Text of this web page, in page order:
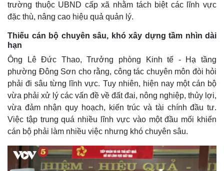
trường thuộc UBND cấp xã nhằm tách biệt các lĩnh vực
đặc thù, nâng cao hiệu quả quản lý.
Thiếu cán bộ chuyên sâu, khó xây dựng tầm nhìn dài
hạn
Ông Lê Đức Thao, Trưởng phòng Kinh tế - Hạ tầng
phường Đông Sơn cho rằng, công tác chuyên môn đòi hỏi
phải đi sâu từng lĩnh vực. Tuy nhiên, hiện nay một cán bộ
vừa phải xử lý các vấn đề về đất đai, nông nghiệp, thủy lợi,
vừa đảm nhận quy hoạch, kiến trúc và tài chính đầu tư.
Việc tập trung quá nhiều lĩnh vực vào một đầu mối khiến
cán bộ phải làm nhiều việc nhưng khó chuyên sâu.